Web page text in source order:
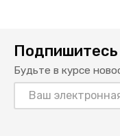
Подпишитесь
Будьте в курсе